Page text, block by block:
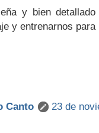
y bien
y entrenarnos
Canto
23 de